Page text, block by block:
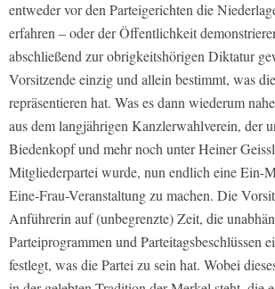
entweder vor den Parteigerichten die
erfahren – oder der Öffentlichkeit
abschließend zur obrigkeitshörigen Diktatur
Vorsitzende einzig und allein bestimmt, was
repräsentieren hat. Was es dann wiederum
aus dem langjährigen Kanzlerwahlverein, der
Biedenkopf und mehr noch unter Heiner
Mitgliederpartei wurde, nun endlich eine Ein-
Eine-Frau-Veranstaltung zu machen. Die
Anführerin auf (unbegrenzte) Zeit, die
Parteiprogrammen und Parteitagsbeschlüssen
festlegt, was die Partei zu sein hat. Wobei